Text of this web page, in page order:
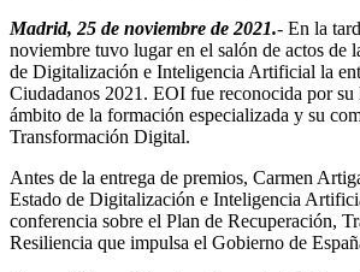
Madrid, 25 de noviembre de 2021.- En la
noviembre tuvo lugar en el salón de actos de
de Digitalización e Inteligencia Artificial la
Ciudadanos 2021. EOI fue reconocida por su
ámbito de la formación especializada y su
Transformación Digital.
Antes de la entrega de premios, Carmen
Estado de Digitalización e Inteligencia
conferencia sobre el Plan de Recuperación,
Resiliencia que impulsa el Gobierno de